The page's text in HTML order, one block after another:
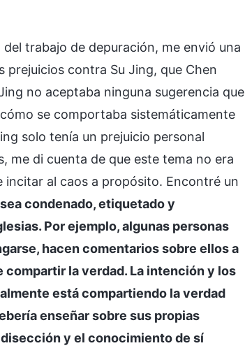
trabajo de depuración, me envió una
prejuicios contra Su Jing, que Chen
no aceptaba ninguna sugerencia que
se comportaba sistemáticamente
solo tenía un prejuicio personal
me di cuenta de que este tema no era
al caos a propósito. Encontré un
condenado, etiquetado y
Por ejemplo, algunas personas
hacen comentarios sobre ellos a
la verdad. La intención y los
está compartiendo la verdad
enseñar sobre sus propias
y el conocimiento de sí